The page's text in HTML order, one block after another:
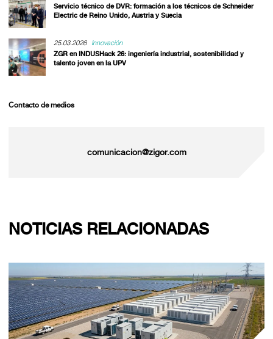
Servicio técnico de DVR: formación a los técnicos de Schneider
Electric de Reino Unido, Austria y Suecia
25.03.2026
Innovación
ZGR en INDUSHack 26: ingeniería industrial, sostenibilidad y
talento joven en la UPV
Contacto de medios
comunicacion@zigor.com
NOTICIAS RELACIONADAS